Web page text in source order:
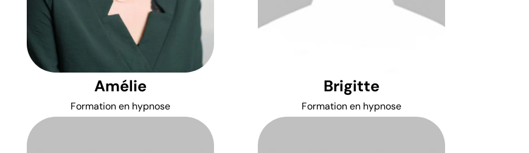
Amélie
Formation en hypnose
Brigitte
Formation en hypnose